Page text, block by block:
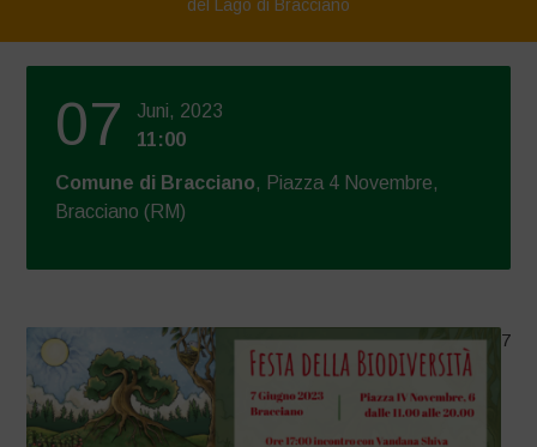
del Lago di Bracciano
07
Juni, 2023
11:00
Comune di Bracciano, Piazza 4 Novembre,
Bracciano (RM)
7